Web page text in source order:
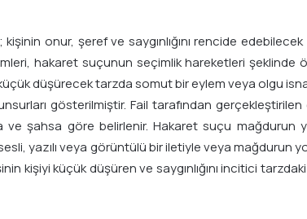
onur, şeref ve saygınlığını rencide
hakaret suçunun seçimlik hareketleri şeklinde
küçük düşürecek tarzda somut bir eylem veya olgu
gösterilmiştir. Fail tarafından
ve şahsa göre belirlenir. Hakaret suçu mağdurun
yazılı veya görüntülü bir iletiyle veya mağdurun
kişiyi küçük düşüren ve saygınlığını incitici